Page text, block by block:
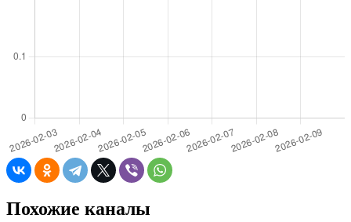
Похожие каналы